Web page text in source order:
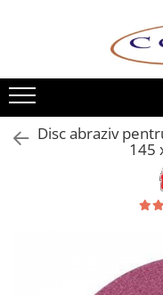
Toate Produsele
Casa si Gradina
Utilaje pentru gradina
Atomizoare si
Drujbe si fierastraie cu
Fierastraie pentru
Masini de tuns iarba si
Motocoase si accesorii
Disc abraziv
145